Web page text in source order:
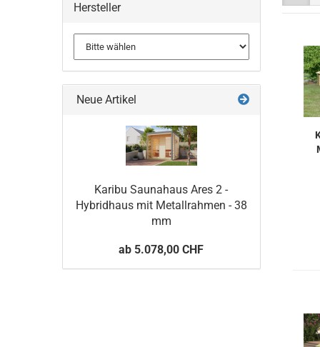
Hersteller
Neue Artikel
Karibu Saunahaus Ares 2 -
Hybridhaus mit Metallrahmen - 38
mm
ab 5.078,00 CHF